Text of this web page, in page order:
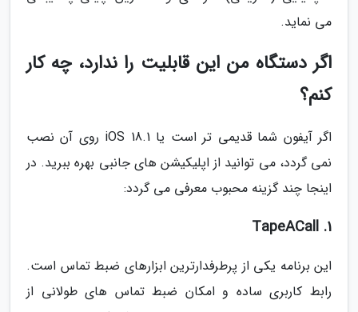
می نماید.
اگر دستگاه من این قابلیت را ندارد، چه کار
کنم؟
اگر آیفون شما قدیمی تر است یا iOS 18.1 روی آن نصب
نمی گردد، می توانید از اپلیکیشن های جانبی بهره ببرید. در
اینجا چند گزینه محبوب معرفی می گردد:
1. TapeACall
این برنامه یکی از پرطرفدارترین ابزارهای ضبط تماس است.
رابط کاربری ساده و امکان ضبط تماس های طولانی از